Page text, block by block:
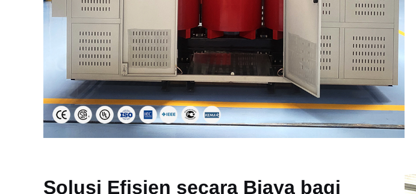
Solusi Efisien secara Biaya bagi